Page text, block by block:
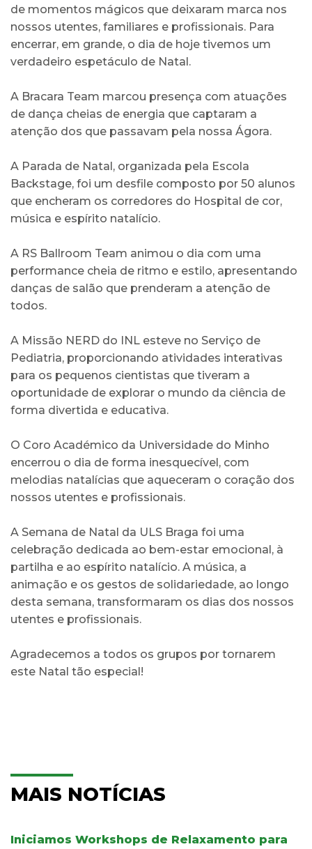
de momentos mágicos que deixaram marca nos
nossos utentes, familiares e profissionais. Para
encerrar, em grande, o dia de hoje tivemos um
verdadeiro espetáculo de Natal.
A Bracara Team marcou presença com atuações
de dança cheias de energia que captaram a
atenção dos que passavam pela nossa Ágora.
A Parada de Natal, organizada pela Escola
Backstage, foi um desfile composto por 50 alunos
que encheram os corredores do Hospital de cor,
música e espírito natalício.
A RS Ballroom Team animou o dia com uma
performance cheia de ritmo e estilo, apresentando
danças de salão que prenderam a atenção de
todos.
A Missão NERD do INL esteve no Serviço de
Pediatria, proporcionando atividades interativas
para os pequenos cientistas que tiveram a
oportunidade de explorar o mundo da ciência de
forma divertida e educativa.
O Coro Académico da Universidade do Minho
encerrou o dia de forma inesquecível, com
melodias natalícias que aqueceram o coração dos
nossos utentes e profissionais.
A Semana de Natal da ULS Braga foi uma
celebração dedicada ao bem-estar emocional, à
partilha e ao espírito natalício. A música, a
animação e os gestos de solidariedade, ao longo
desta semana, transformaram os dias dos nossos
utentes e profissionais.
Agradecemos a todos os grupos por tornarem
este Natal tão especial!
MAIS NOTÍCIAS
Iniciamos Workshops de Relaxamento para